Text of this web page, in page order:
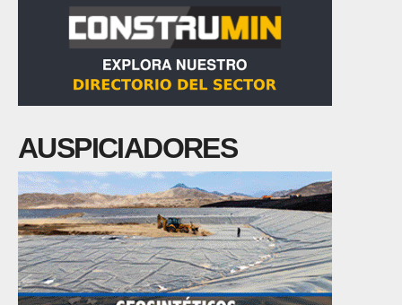
AUSPICIADORES